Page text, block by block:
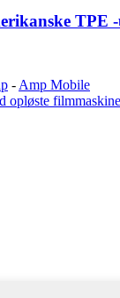
TPE
-Amp Mobile
opløste filmmaskine